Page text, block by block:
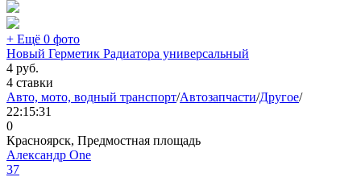
+ Ещё 0 фото
Новый Герметик Радиатора универсальный
4 руб.
4 ставки
Авто, мото, водный транспорт/Автозапчасти/Другое/
22:15:31
0
Красноярск, Предмостная площадь
Александр One
37